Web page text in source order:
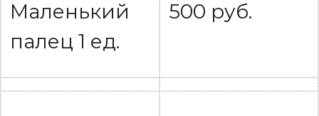
Маленький
палец 1 ед.
500 руб.